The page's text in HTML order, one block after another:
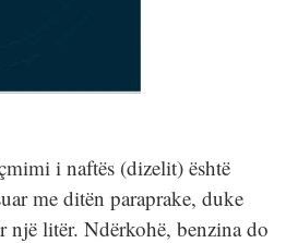
i naftës (dizelit) është
me ditën paraprake, duke
një litër. Ndërkohë, benzina do